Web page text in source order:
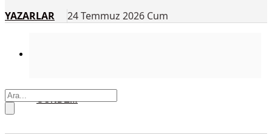
YAZARLAR
24 Temmuz 2026 Cum
GÜNDEM